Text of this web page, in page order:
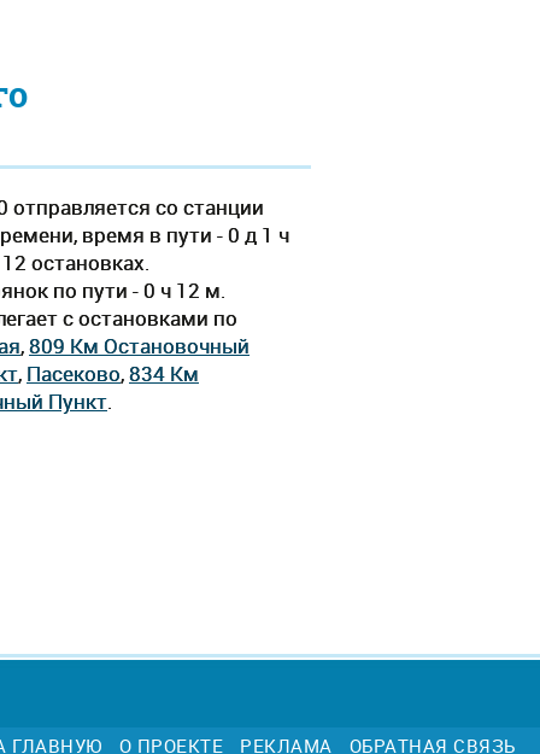
со станции
время в пути - 0 д 1 ч
остановках.
по пути - 0 ч 12 м.
c остановками по
,809 Км Остановочный
, Пасеково,834 Км
Пункт.
ГЛАВНУЮ О ПРОЕКТЕ РЕКЛАМА ОБРАТНАЯ СВЯЗЬ